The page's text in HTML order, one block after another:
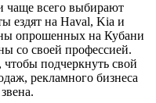
чаще всего выбирают
ездят на Haval, Kia и
опрошенных на Кубани
со своей профессией.
подчеркнуть свой
рекламного бизнеса